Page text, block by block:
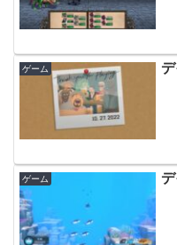
ゲーム
ゲーム